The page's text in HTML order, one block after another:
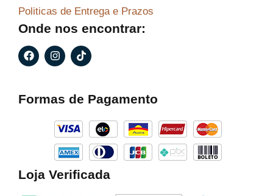
Politicas de Entrega e Prazos
Onde nos encontrar:
F
a
c
o
I
n
s
g
a
m
T
i
k
k
Formas de Pagamento
Loja Verificada